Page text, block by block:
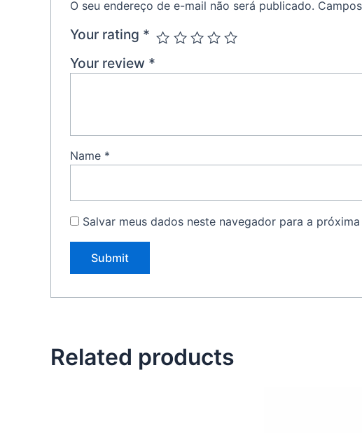
O seu endereço de e-mail não será publicado.
Your rating *
Your review *
Name *
Salvar meus dados neste navegador para a
Related products